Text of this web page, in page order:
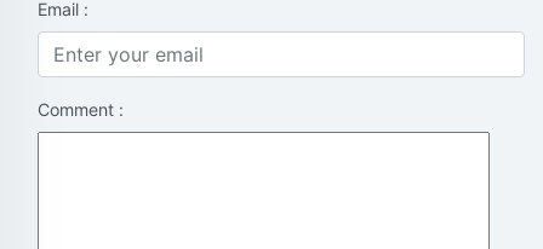
Email :
Comment :